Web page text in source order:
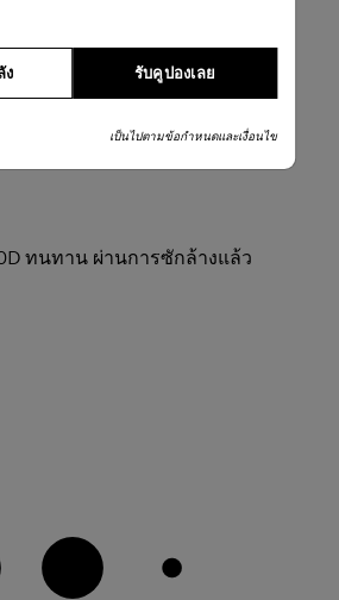
รับคูปองเลย
ง
เป็นไปตามข้อกำหนดและเงื่อนไข
ทนทาน ผ่านการซักล้างแล้ว